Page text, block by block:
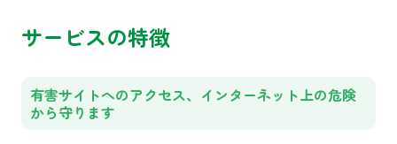
サービスの特徴
有害サイトへのアクセス、インターネット上の危険
から守ります